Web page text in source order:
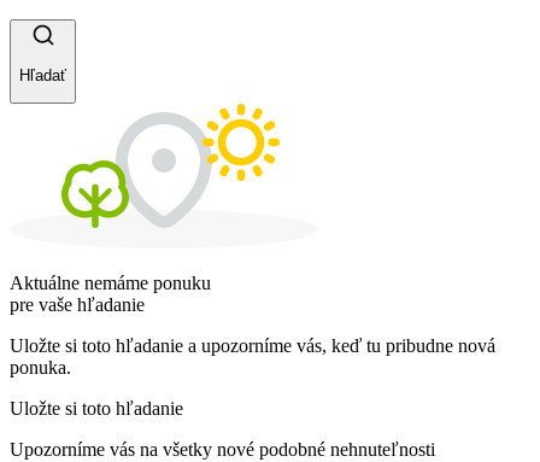
Hľadať
Aktuálne nemáme ponuku
pre vaše hľadanie
Uložte si toto hľadanie a upozorníme vás, keď tu pribudne nová
ponuka.
Uložte si toto hľadanie
Upozorníme vás na všetky nové podobné nehnuteľnosti